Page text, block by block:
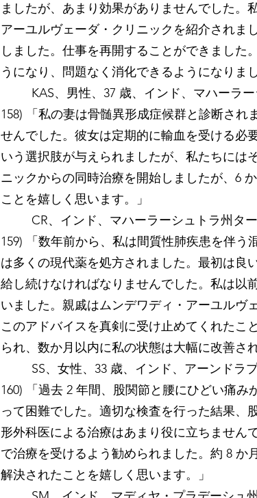
ましたが、あまり効果がありませんでした。
アーユルヴェーダ・クリニックを紹介されま
しました。仕事を再開することができました
うになり、問題なく消化できるようになりま
KAS、男性、37 歳、インド、マハーラー
158) 「私の妻は骨髄異形成症候群と診断さ
せんでした。彼女は定期的に輸血を受ける必
いう選択肢が与えられましたが、私たちには
ニックからの同時治療を開始しましたが、6
ことを嬉しく思います。」
CR、インド、マハーラーシュトラ州ター
159) 「数年前から、私は間質性肺疾患を伴
は多くの現代薬を処方されました。最初は良
給し続けなければなりませんでした。私は以
いました。親戚はムンデワディ・アーユルヴ
このアドバイスを真剣に受け止めてくれたこ
られ、数か月以内に私の状態は大幅に改善さ
SS、女性、33 歳、インド、アーンドラプ
160) 「過去 2 年間、股関節と腰にひどい痛
って困難でした。適切な検査を行った結果、
形外科医による治療はあまり役に立ちません
で治療を受けるよう勧められました。約 8
解決されたことを嬉しく思います。」